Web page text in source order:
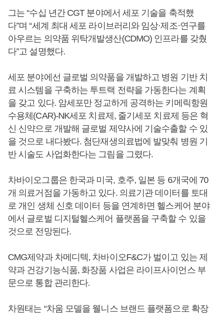
그는 “수십 년간 CGT 분야에서 세포 기술을 축적했
다”며 “세계 최대 세포 라이브러리와 임상·제조·연구를
아우르는 의약품 위탁개발생산(CDMO) 인프라를 갖췄
다”고 설명했다.
세포 분야에선 글로벌 의약품을 개발하고 병원 기반 치
료 시스템을 구축하는 투트랙 전략을 가동한다는 계획
을 갖고 있다. 암세포만 정교하게 공격하는 키메릭항원
수용체(CAR)-NK세포 치료제, 줄기세포 치료제 등은 혁
신 신약으로 개발해 글로벌 제약사에 기술수출할 수 있
을 것으로 내다봤다. 첨단재생의료법에 발맞춰 병원 기
반 시술도 사업화한다는 그림을 그렸다.
차바이오그룹은 한국과 미국, 호주, 일본 등 6개국에 70
개 의료거점을 가동하고 있다. 의료기관 데이터를 토대
로 개인 생체 신호 데이터 등을 연계하면 헬스케어 분야
에서 글로벌 디지털헬스케어 플랫폼을 구축할 수 있을
것으로 전망된다.
CMG제약과 차메디텍, 차바이오F&C가 벌이고 있는 제
약과 건강기능식품, 화장품 사업은 라이프사이언스 부
문으로 통합 관리한다.
차원태는 “차움 모델을 웰니스 브랜드 플랫폼으로 확장